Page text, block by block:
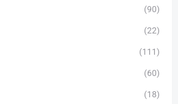
(90)
(22)
(111)
(60)
(18)